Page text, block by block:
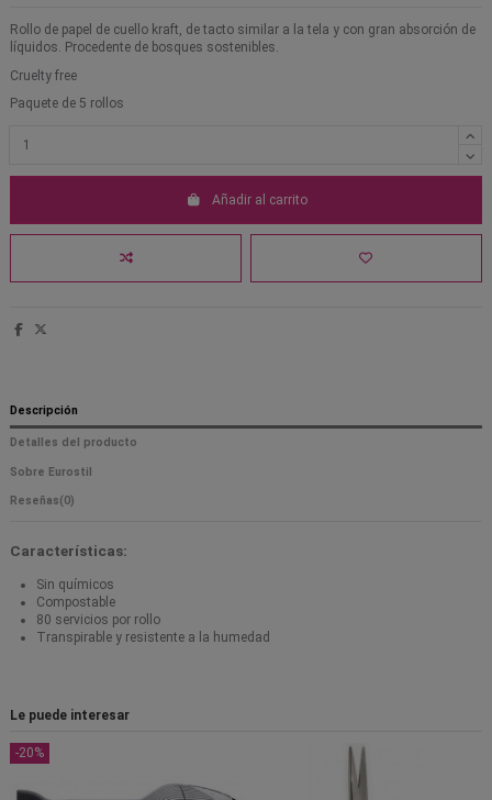
Rollo de papel de cuello kraft, de tacto similar a la tela y con gran absorción de
líquidos. Procedente de bosques sostenibles.
Cruelty free
Paquete de 5 rollos
Añadir al carrito
Descripción
Detalles del producto
Sobre Eurostil
Reseñas(0)
Características:
Sin químicos
Compostable
80 servicios por rollo
Transpirable y resistente a la humedad
Le puede interesar
-20%